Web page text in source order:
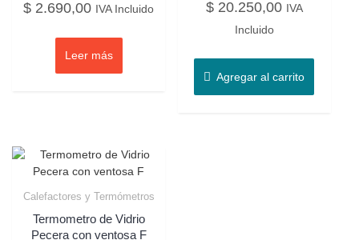
$ 2.690,00 IVA Incluido
Leer más
$20.250,00 IVA
Incluido
Agregar al carrito
Calefactores y Termómetros
Termometro de Vidrio
Pecera con ventosa F